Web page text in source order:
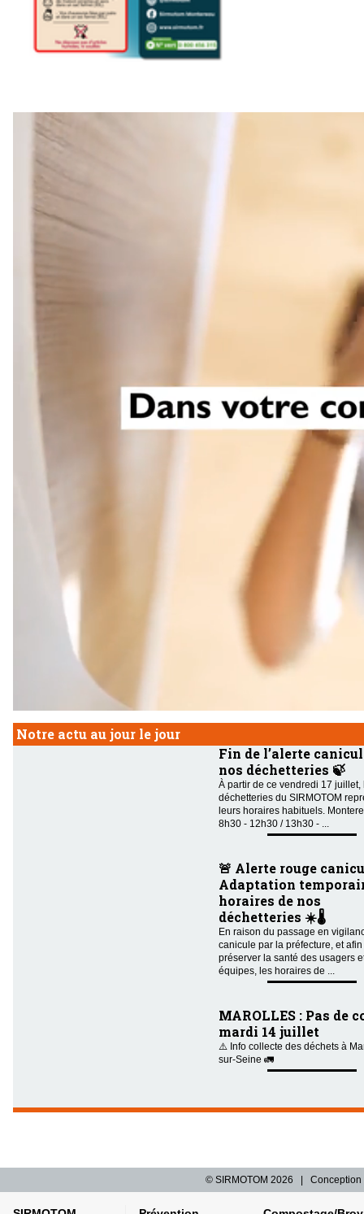
Notre actu au jour le jour
Fin de l’alerte
nos déchetteries 🍃
À partir de ce vendredi 17 juillet,
déchetteries du SIRMOTOM
leurs horaires habituels.
8h30 - 12h30 / 13h30 - ...
🚨 Alerte rouge
Adaptation
horaires de nos
déchetteries ☀️🌡️
En raison du passage en
canicule par la préfecture, et
préserver la santé des usagers
équipes, les horaires de ...
MAROLLES : Pas de
mardi 14 juillet
⚠️ Info collecte des déchets à
sur-Seine 🚛
© SIRMOTOM 2026 | Conception